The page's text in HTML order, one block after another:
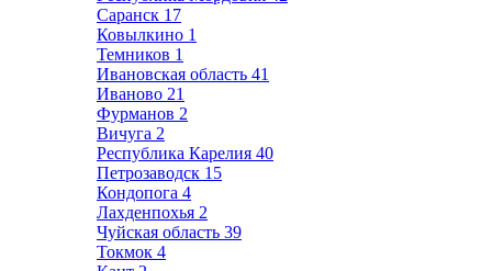
Саранск 17
Ковылкино 1
Темников 1
Ивановская область 41
Иваново 21
Фурманов 2
Вичуга 2
Республика Карелия 40
Петрозаводск 15
Кондопога 4
Лахденпохья 2
Чуйская область 39
Токмок 4